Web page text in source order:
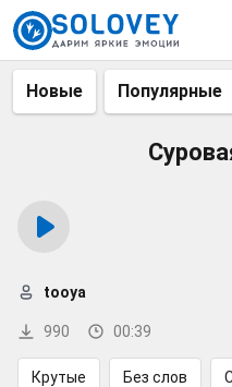
Новые Популярные
990 00:39
tooya
Крутые Без слов